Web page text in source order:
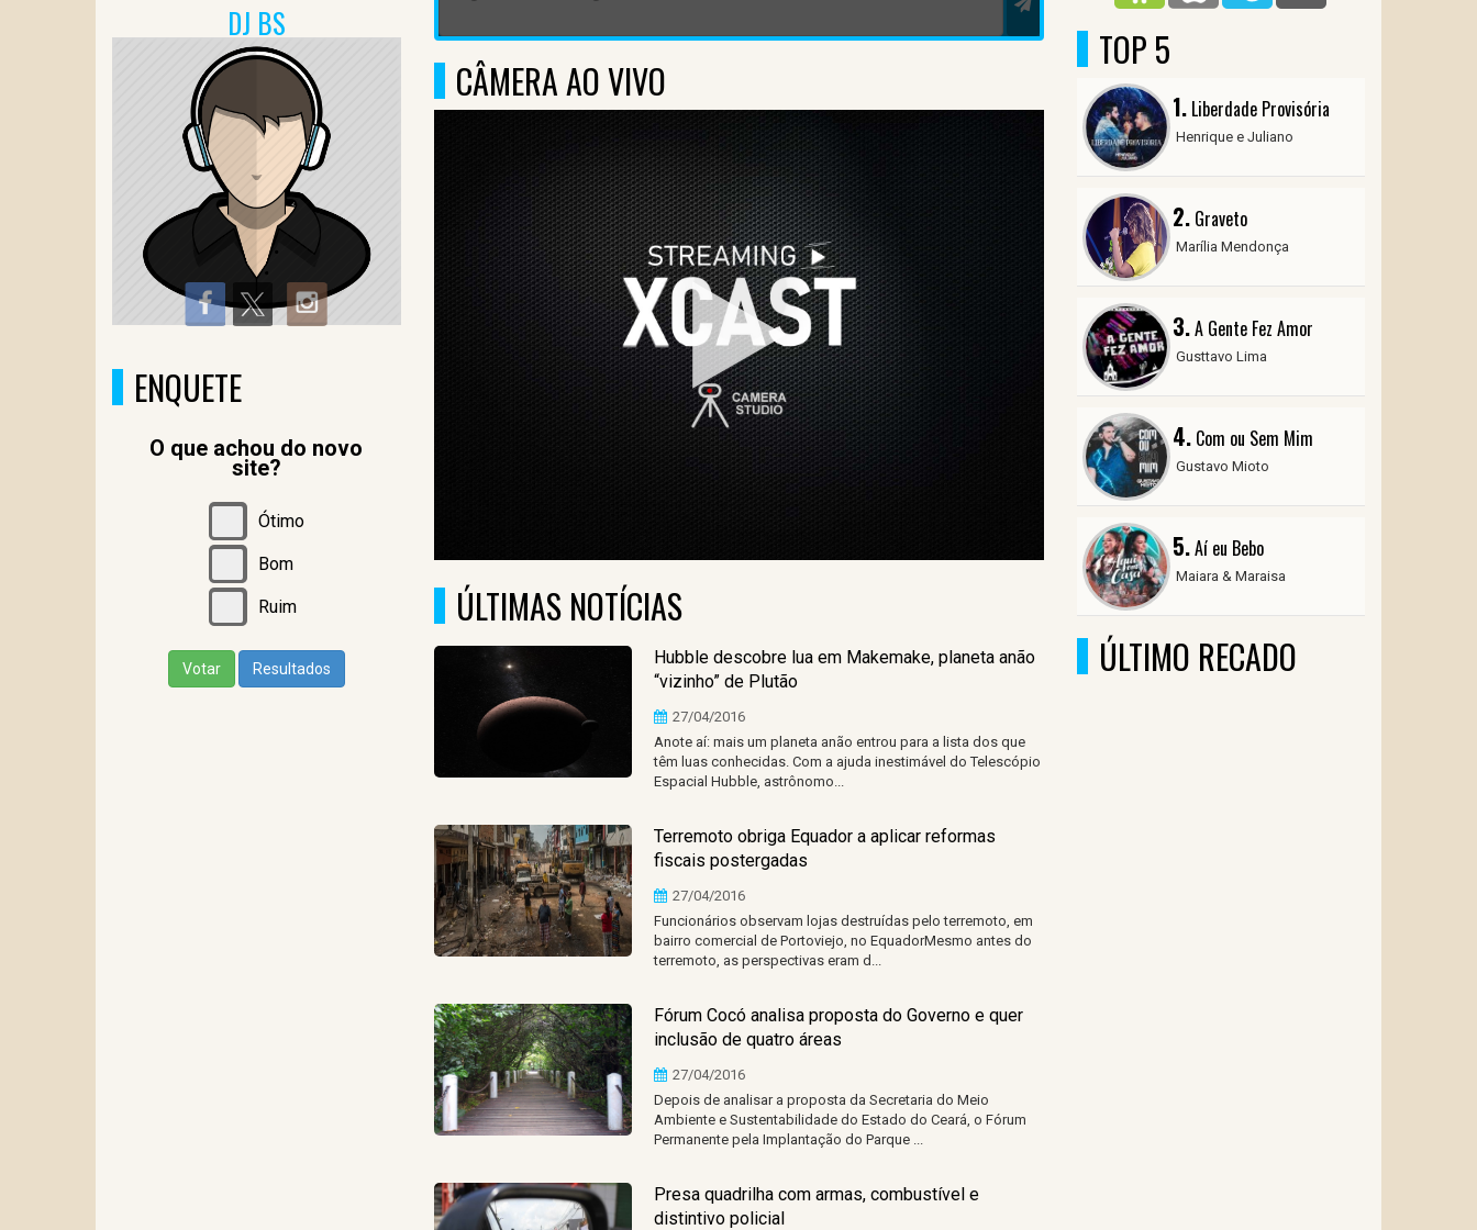
DJ BS
ENQUETE
O que achou do novo
site?
Ótimo
Bom
Ruim
Votar Resultados
CÂMERA AO VIVO
ÚLTIMAS NOTÍCIAS
Hubble descobre lua em Makemake, planeta anão
“vizinho” de Plutão
27/04/2016
Anote aí: mais um planeta anão entrou para a lista dos que
têm luas conhecidas. Com a ajuda inestimável do Telescópio
Espacial Hubble, astrônomo...
Terremoto obriga Equador a aplicar reformas
fiscais postergadas
27/04/2016
Funcionários observam lojas destruídas pelo terremoto, em
bairro comercial de Portoviejo, no EquadorMesmo antes do
terremoto, as perspectivas eram d...
Fórum Cocó analisa proposta do Governo e quer
inclusão de quatro áreas
27/04/2016
Depois de analisar a proposta da Secretaria do Meio
Ambiente e Sustentabilidade do Estado do Ceará, o Fórum
Permanente pela Implantação do Parque ...
Presa quadrilha com armas, combustível e
distintivo policial
TOP 5
1.Liberdade Provisória
Henrique e Juliano
2.Graveto
Marília Mendonça
3.A Gente Fez Amor
Gusttavo Lima
4.Com ou Sem Mim
Gustavo Mioto
5.Aí eu Bebo
Maiara & Maraisa
ÚLTIMO RECADO